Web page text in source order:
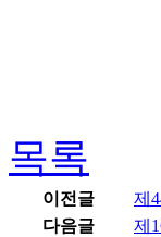
목록
이전글
제
다음글
제